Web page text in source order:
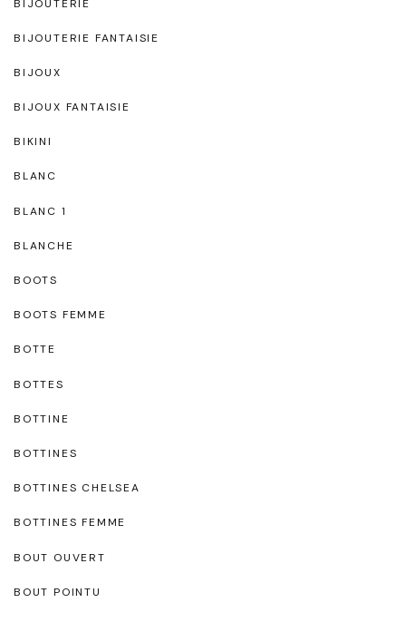
BIJOUTERIE
BIJOUTERIE FANTAISIE
BIJOUX
BIJOUX FANTAISIE
BIKINI
BLANC
BLANC 1
BLANCHE
BOOTS
BOOTS FEMME
BOTTE
BOTTES
BOTTINE
BOTTINES
BOTTINES CHELSEA
BOTTINES FEMME
BOUT OUVERT
BOUT POINTU